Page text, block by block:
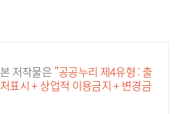
본 저작물은 "공공누리 제4유형 : 출
처표시 + 상업적 이용금지 + 변경금